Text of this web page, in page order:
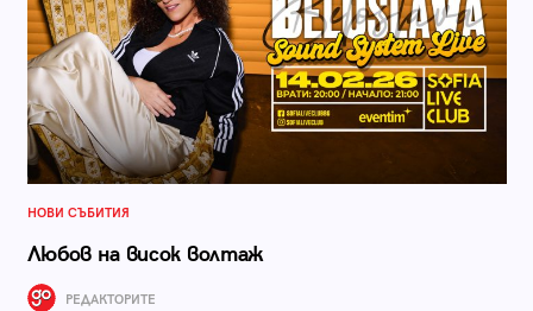
НОВИ СЪБИТИЯ
Любов на висок волтаж
РЕДАКТОРИТЕ